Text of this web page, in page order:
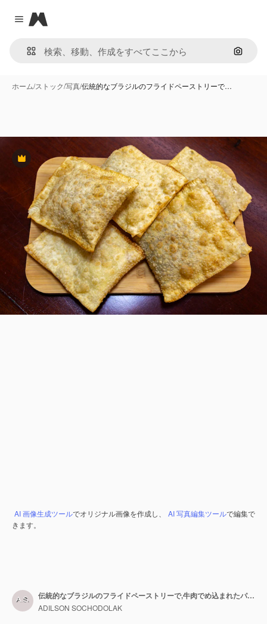
Close menu
Magnific
画像で
ホーム/ストック/写真/伝統的なブラジルのフライドペーストリーで…
Premium
AI 画像生成ツールでオリジナル画像を作成し、 AI 写真編集ツールで編集で
きます。
伝統的なブラジルのフライドペーストリーで,牛肉でめ込まれたパステル・デ・フェイラ (Pastel de feira)
ADILSON SOCHODOLAK